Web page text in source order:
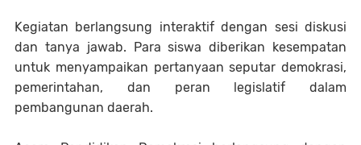
Kegiatan berlangsung interaktif dengan sesi diskusi
dan tanya jawab. Para siswa diberikan kesempatan
untuk menyampaikan pertanyaan seputar demokrasi,
pemerintahan, dan peran legislatif dalam
pembangunan daerah.